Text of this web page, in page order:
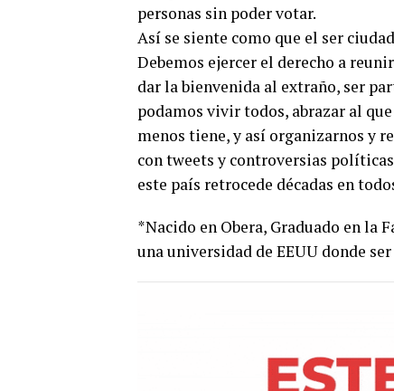
personas sin poder votar.
Así se siente como que el ser
Debemos ejercer el derecho a
dar la bienvenida al extraño, ser
podamos vivir todos, abrazar al
menos tiene, y así organizarnos y
con tweets y controversias
este país retrocede décadas en
*Nacido en Obera, Graduado en la
una universidad de EEUU donde